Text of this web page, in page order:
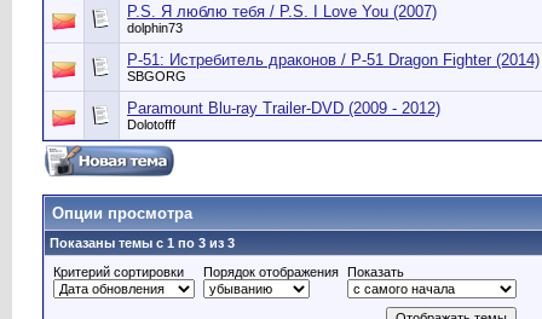
P.S. Я люблю тебя / P.S. I Love You (2007)
dolphin73
P-51: Истребитель драконов / P-51 Dragon Fighter (2014)
SBGORG
Paramount Blu-ray Trailer-DVD (2009 - 2012)
Dolotofff
Опции просмотра
Показаны темы с 1 по 3 из 3
Критерий сортировки
Порядок отображения Показать